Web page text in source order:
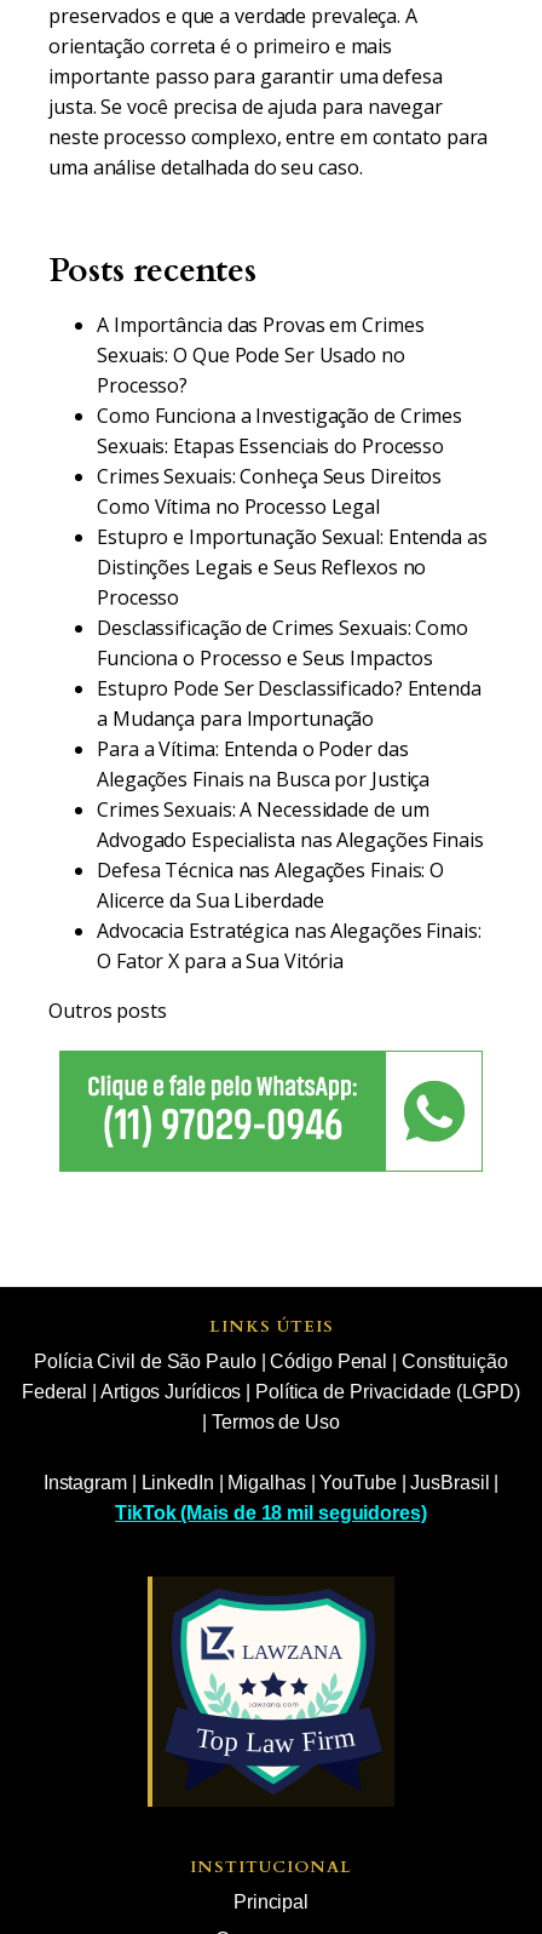
preservados e que a verdade prevaleça. A
orientação correta é o primeiro e mais
importante passo para garantir uma defesa
justa. Se você precisa de ajuda para navegar
neste processo complexo, entre em contato para
uma análise detalhada do seu caso.
Posts recentes
A Importância das Provas em Crimes
Sexuais: O Que Pode Ser Usado no
Processo?
Como Funciona a Investigação de Crimes
Sexuais: Etapas Essenciais do Processo
Crimes Sexuais: Conheça Seus Direitos
Como Vítima no Processo Legal
Estupro e Importunação Sexual: Entenda as
Distinções Legais e Seus Reflexos no
Processo
Desclassificação de Crimes Sexuais: Como
Funciona o Processo e Seus Impactos
Estupro Pode Ser Desclassificado? Entenda
a Mudança para Importunação
Para a Vítima: Entenda o Poder das
Alegações Finais na Busca por Justiça
Crimes Sexuais: A Necessidade de um
Advogado Especialista nas Alegações Finais
Defesa Técnica nas Alegações Finais: O
Alicerce da Sua Liberdade
Advocacia Estratégica nas Alegações Finais:
O Fator X para a Sua Vitória
Outros posts
LINKS ÚTEIS
Polícia Civil de São Paulo|Código Penal
Constituição
Federal
Artigos Jurídicos
Política de Privacidade (LGPD)
|Termos de Uso
Instagram| LinkedIn Migalhas|YouTube|JusBrasil
TikTok (Mais de 18 mil seguidores)
INSTITUCIONAL
Principal